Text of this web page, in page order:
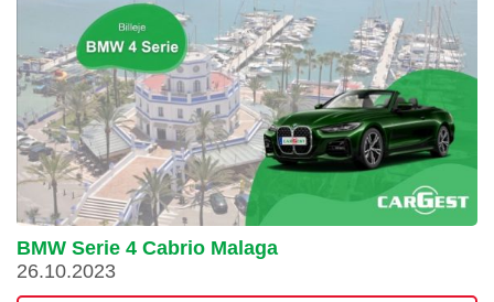
BMW Serie 4 Cabrio Malaga
26.10.2023